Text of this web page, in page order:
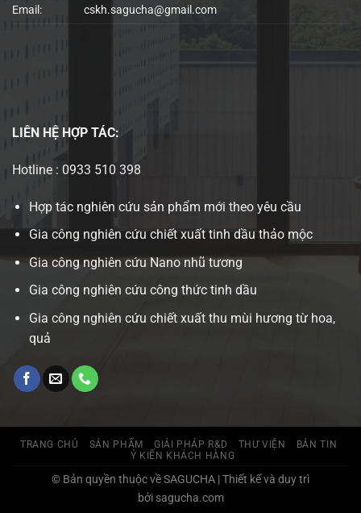
Email: cskh.sagucha@gmail.com
LIÊN HỆ HỢP TÁC:
Hotline : 0933 510 398
Hợp tác nghiên cứu sản phẩm mới theo yêu cầu
Gia công nghiên cứu chiết xuất tinh dầu thảo mộc
Gia công nghiên cứu Nano nhũ tương
Gia công nghiên cứu công thức tinh dầu
Gia công nghiên cứu chiết xuất thu mùi hương từ hoa,
quả
TRANG CHỦ SẢN PHẨM GIẢI PHÁP R&D THƯ VIỆN
BẢN TIN
Ý KIẾN KHÁCH HÀNG
© Bản quyền thuộc về SAGUCHA | Thiết kế và duy trì
bởi sagucha.com